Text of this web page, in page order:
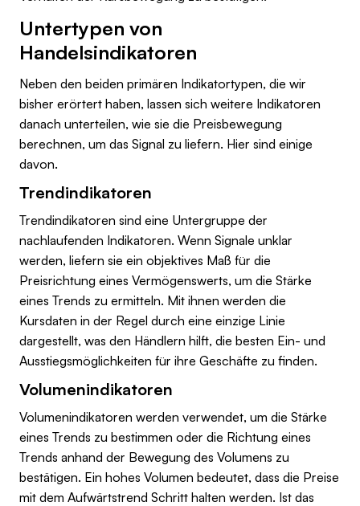
Untertypen von
Handelsindikatoren
Neben den beiden primären Indikatortypen, die wir
bisher erörtert haben, lassen sich weitere Indikatoren
danach unterteilen, wie sie die Preisbewegung
berechnen, um das Signal zu liefern. Hier sind einige
davon.
Trendindikatoren
Trendindikatoren sind eine Untergruppe der
nachlaufenden Indikatoren. Wenn Signale unklar
werden, liefern sie ein objektives Maß für die
Preisrichtung eines Vermögenswerts, um die Stärke
eines Trends zu ermitteln. Mit ihnen werden die
Kursdaten in der Regel durch eine einzige Linie
dargestellt, was den Händlern hilft, die besten Ein- und
Ausstiegsmöglichkeiten für ihre Geschäfte zu finden.
Volumenindikatoren
Volumenindikatoren werden verwendet, um die Stärke
eines Trends zu bestimmen oder die Richtung eines
Trends anhand der Bewegung des Volumens zu
bestätigen. Ein hohes Volumen bedeutet, dass die Preise
mit dem Aufwärtstrend Schritt halten werden. Ist das